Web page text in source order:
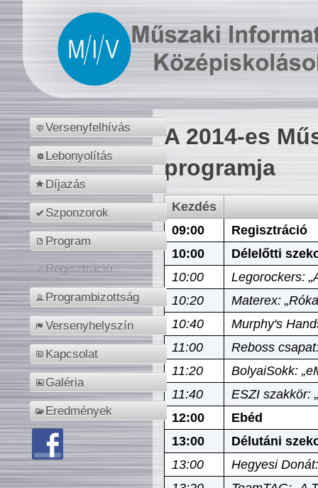
Versenyfelhívás
Lebonyolítás
Díjazás
Szponzorok
Program
Regisztráció
Programbizottság
Versenyhelyszín
Kapcsolat
Galéria
Eredmények
A 2014-es
programja
Kezdés
09:00
Regisztráció
10:00
Délelőtti
10:00
Legorockers:
10:20
Materex:
10:40
Murphy's
11:00
Reboss
11:20
BolyaiSokk:
11:40
ESZI szakkör:
12:00
Ebéd
13:00
Délutáni
13:00
Hegyesi